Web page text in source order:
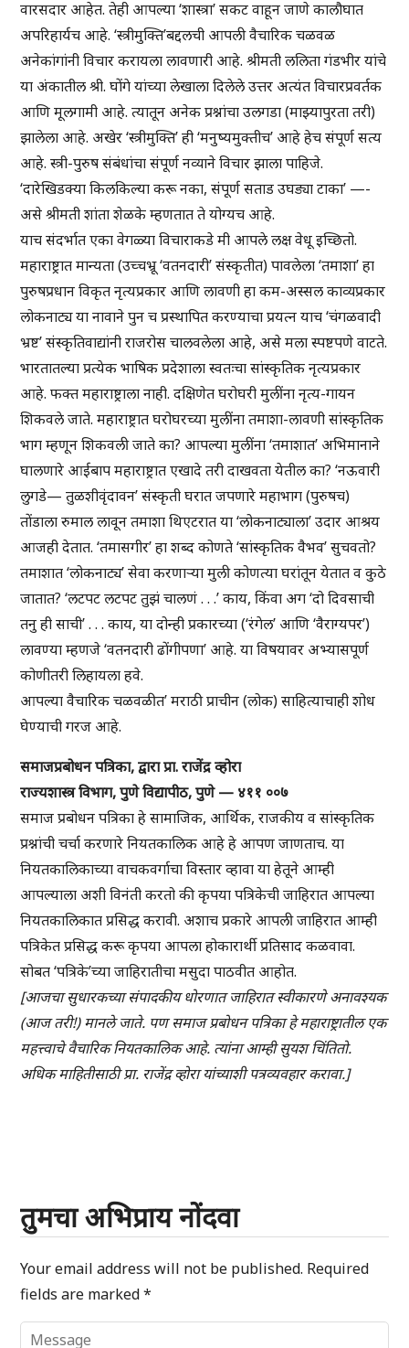
वारसदार आहेत. तेही आपल्या ‘शास्त्रा’ सकट वाहून जाणे कालौघात
अपरिहार्यच आहे. ‘स्त्रीमुक्ति’बद्दलची आपली वैचारिक चळवळ
अनेकांगांनी विचार करायला लावणारी आहे. श्रीमती ललिता गंडभीर यांचे
या अंकातील श्री. घोंगे यांच्या लेखाला दिलेले उत्तर अत्यंत विचारप्रवर्तक
आणि मूलगामी आहे. त्यातून अनेक प्रश्नांचा उलगडा (माझ्यापुरता तरी)
झालेला आहे. अखेर ‘स्त्रीमुक्ति’ ही ‘मनुष्यमुक्तीच’ आहे हेच संपूर्ण सत्य
आहे. स्त्री-पुरुष संबंधांचा संपूर्ण नव्याने विचार झाला पाहिजे.
‘दारेखिडक्या किलकिल्या करू नका, संपूर्ण सताड उघड्या टाका’ —-
असे श्रीमती शांता शेळके म्हणतात ते योग्यच आहे.
याच संदर्भात एका वेगळ्या विचाराकडे मी आपले लक्ष वेधू इच्छितो.
महाराष्ट्रात मान्यता (उच्चभ्रू ‘वतनदारी’ संस्कृतीत) पावलेला ‘तमाशा’ हा
पुरुषप्रधान विकृत नृत्यप्रकार आणि लावणी हा कम-अस्सल काव्यप्रकार
लोकनाट्य या नावाने पुन च प्रस्थापित करण्याचा प्रयत्न याच ‘चंगळवादी
भ्रष्ट’ संस्कृतिवाद्यांनी राजरोस चालवलेला आहे, असे मला स्पष्टपणे वाटते.
भारतातल्या प्रत्येक भाषिक प्रदेशाला स्वतःचा सांस्कृतिक नृत्यप्रकार
आहे. फक्त महाराष्ट्राला नाही. दक्षिणेत घरोघरी मुलींना नृत्य-गायन
शिकवले जाते. महाराष्ट्रात घरोघरच्या मुलींना तमाशा-लावणी सांस्कृतिक
भाग म्हणून शिकवली जाते का? आपल्या मुलींना ‘तमाशात’ अभिमानाने
घालणारे आईबाप महाराष्ट्रात एखादे तरी दाखवता येतील का? ‘नऊवारी
लुगडे— तुळशीवृंदावन’ संस्कृती घरात जपणारे महाभाग (पुरुषच)
तोंडाला रुमाल लावून तमाशा थिएटरात या ‘लोकनाट्याला’ उदार आश्रय
आजही देतात. ‘तमासगीर’ हा शब्द कोणते ‘सांस्कृतिक वैभव’ सुचवतो?
तमाशात ‘लोकनाट्य’ सेवा करणाऱ्या मुली कोणत्या घरांतून येतात व कुठे
जातात? ‘लटपट लटपट तुझं चालणं . . .’ काय, किंवा अग ‘दो दिवसाची
तनु ही साची’ . . . काय, या दोन्ही प्रकारच्या (‘रंगेल’ आणि ‘वैराग्यपर’)
लावण्या म्हणजे ‘वतनदारी ढोंगीपणा’ आहे. या विषयावर अभ्यासपूर्ण
कोणीतरी लिहायला हवे.
आपल्या वैचारिक चळवळीत’ मराठी प्राचीन (लोक) साहित्याचाही शोध
घेण्याची गरज आहे.
समाजप्रबोधन पत्रिका, द्वारा प्रा. राजेंद्र व्होरा
राज्यशास्त्र विभाग, पुणे विद्यापीठ, पुणे — ४११ ००७
समाज प्रबोधन पत्रिका हे सामाजिक, आर्थिक, राजकीय व सांस्कृतिक
प्रश्नांची चर्चा करणारे नियतकालिक आहे हे आपण जाणताच. या
नियतकालिकाच्या वाचकवर्गाचा विस्तार व्हावा या हेतूने आम्ही
आपल्याला अशी विनंती करतो की कृपया पत्रिकेची जाहिरात आपल्या
नियतकालिकात प्रसिद्ध करावी. अशाच प्रकारे आपली जाहिरात आम्ही
पत्रिकेत प्रसिद्ध करू कृपया आपला होकारार्थी प्रतिसाद कळवावा.
सोबत ‘पत्रिके’च्या जाहिरातीचा मसुदा पाठवीत आहोत.
[आजचा सुधारकच्या संपादकीय धोरणात जाहिरात स्वीकारणे अनावश्यक
(आज तरी!) मानले जाते. पण समाज प्रबोधन पत्रिका हे महाराष्ट्रातील एक
महत्त्वाचे वैचारिक नियतकालिक आहे. त्यांना आम्ही सुयश चिंतितो.
अधिक माहितीसाठी प्रा. राजेंद्र व्होरा यांच्याशी पत्रव्यवहार करावा.]
तुमचा अभिप्राय नोंदवा
Your email address will not be published. Required
fields are marked*